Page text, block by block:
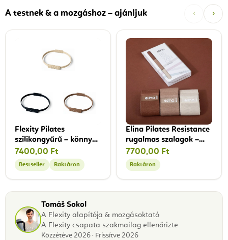
A testnek & a mozgáshoz – ajánljuk ‹ ›
Flexity Pilates
szilikongyűrű – könnyű
ellenállású
pilatesgyűrű, 34 cm
7400,00 Ft
Bestseller Raktáron
Elina Pilates Resistance
rugalmas szalagok –
különböző erősségű
ellenállási szalagok
7700,00 Ft
Raktáron
Tomáš Sokol
A Flexity alapítója & mozgásoktató
A Flexity csapata szakmailag ellenőrizte
Közzétéve 2026 · Frissítve 2026